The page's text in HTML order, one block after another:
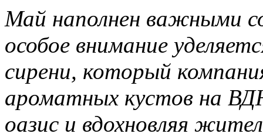
Май наполнен важными
особое внимание
сирени, который
ароматных кустов на
оазис и вдохновляя